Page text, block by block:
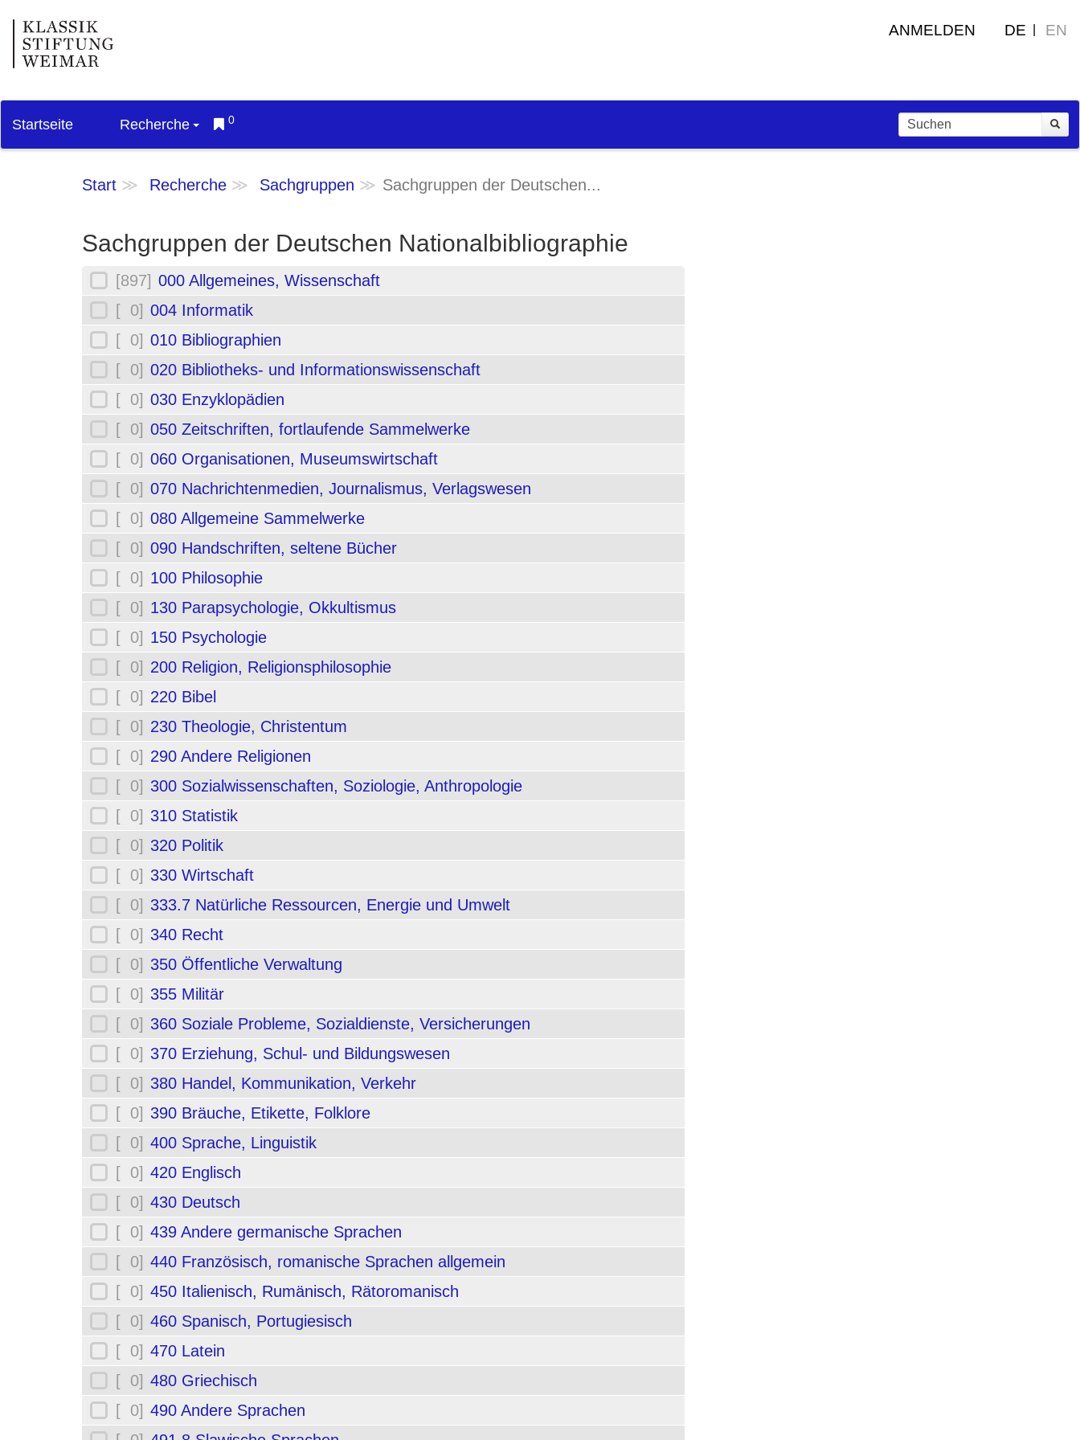
ANMELDEN DE EN
Startseite Recherche 0
Start Recherche Sachgruppen Sachgruppen der Deutschen...
Sachgruppen der Deutschen Nationalbibliographie
[897] 000 Allgemeines, Wissenschaft
[ 0] 004 Informatik
[ 0] 010 Bibliographien
[ 0] 020 Bibliotheks- und Informationswissenschaft
[ 0] 030 Enzyklopädien
[ 0] 050 Zeitschriften, fortlaufende Sammelwerke
[ 0] 060 Organisationen, Museumswirtschaft
[ 0] 070 Nachrichtenmedien, Journalismus, Verlagswesen
[ 0] 080 Allgemeine Sammelwerke
[ 0] 090 Handschriften, seltene Bücher
[ 0] 100 Philosophie
[ 0] 130 Parapsychologie, Okkultismus
[ 0] 150 Psychologie
[ 0] 200 Religion, Religionsphilosophie
[ 0] 220 Bibel
[ 0] 230 Theologie, Christentum
[ 0] 290 Andere Religionen
[ 0] 300 Sozialwissenschaften, Soziologie, Anthropologie
[ 0] 310 Statistik
[ 0] 320 Politik
[ 0] 330 Wirtschaft
[ 0] 333.7 Natürliche Ressourcen, Energie und Umwelt
[ 0] 340 Recht
[ 0] 350 Öffentliche Verwaltung
[ 0] 355 Militär
[ 0] 360 Soziale Probleme, Sozialdienste, Versicherungen
[ 0] 370 Erziehung, Schul- und Bildungswesen
[ 0] 380 Handel, Kommunikation, Verkehr
[ 0] 390 Bräuche, Etikette, Folklore
[ 0] 400 Sprache, Linguistik
[ 0] 420 Englisch
[ 0] 430 Deutsch
[ 0] 439 Andere germanische Sprachen
[ 0] 440 Französisch, romanische Sprachen allgemein
[ 0] 450 Italienisch, Rumänisch, Rätoromanisch
[ 0] 460 Spanisch, Portugiesisch
[ 0] 470 Latein
[ 0] 480 Griechisch
[ 0] 490 Andere Sprachen